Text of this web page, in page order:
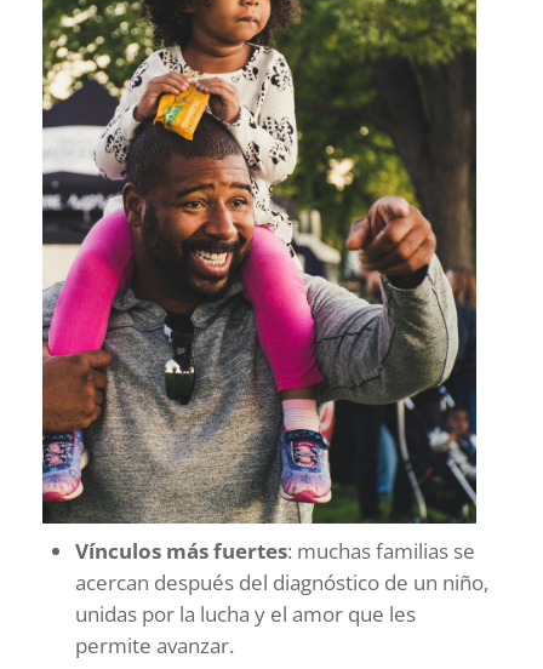
Vínculos más fuertes: muchas familias se
acercan después del diagnóstico de un niño,
unidas por la lucha y el amor que les
permite avanzar.